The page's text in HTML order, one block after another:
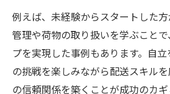
横浜市で軽貨物配送自立
は
軽貨物配送自立を叶える
横浜市で稼ぎやすい配送スタ
軽貨物配送自立に役立つ
例えば、未経験からスタートした
管理や荷物の取り扱いを学ぶこと
プを実現した事例もあります。自
の挑戦を楽しみながら配送スキル
の信頼関係を築くことが成功のカギ